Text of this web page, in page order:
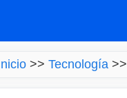
>> Tecnología>>